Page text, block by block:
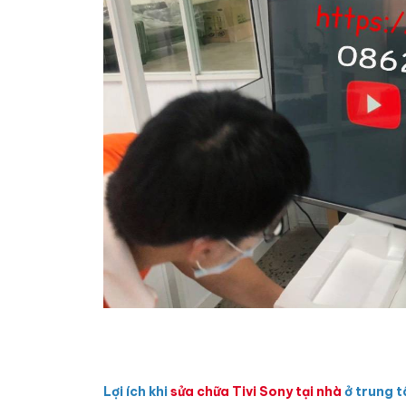
Lợi ích khisửa chữa Tivi Sony tại nhà ở trung